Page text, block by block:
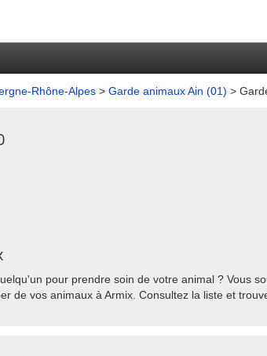
Rhône-Alpes > Garde animaux Ain (01) >
pour prendre soin de votre animal ? Vous
de vos animaux à Armix. Consultez la liste et